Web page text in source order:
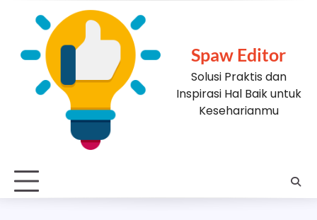
Spaw Editor
Solusi Praktis dan
Inspirasi Hal Baik untuk
Keseharianmu